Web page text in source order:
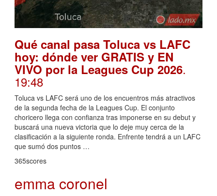
Qué canal pasa Toluca vs LAFC
hoy: dónde ver GRATIS y EN
VIVO por la Leagues Cup 2026.
19:48
Toluca vs LAFC será uno de los encuentros más atractivos
de la segunda fecha de la Leagues Cup. El conjunto
choricero llega con confianza tras imponerse en su debut y
buscará una nueva victoria que lo deje muy cerca de la
clasificación a la siguiente ronda. Enfrente tendrá a un LAFC
que sumó dos puntos …
365scores
emma coronel